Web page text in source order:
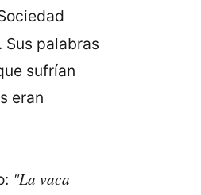
Sus palabras
sufrían
eran
"La vaca